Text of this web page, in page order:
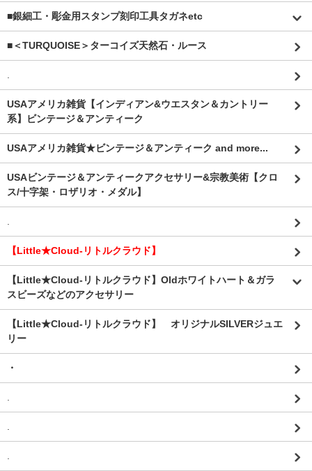
■銀細工・彫金用スタンプ刻印工具タガネetc
■＜TURQUOISE＞ターコイズ天然石・ルース
USAアメリカ雑貨【インディアン&ウエスタン＆カントリー
系】ビンテージ＆アンティーク
USAアメリカ雑貨★ビンテージ＆アンティーク and more...
USAビンテージ＆アンティークアクセサリー&宗教美術【クロ
ス/十字架・ロザリオ・メダル】
【Little★Cloud-リトルクラウド】
【Little★Cloud-リトルクラウド】Oldホワイトハート＆ガラ
スビーズなどのアクセサリー
【Little★Cloud-リトルクラウド】 オリジナルSILVERジュエ
リー
・